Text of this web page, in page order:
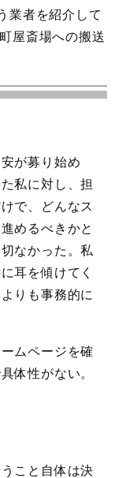
業者を紹介して
屋斎場への搬送
が募り始め
私に対し、担
で、どんなス
めるべきかと
なかった。私
耳を傾けてく
りも事務的に
ムページを確
体性がない。
こと自体は決